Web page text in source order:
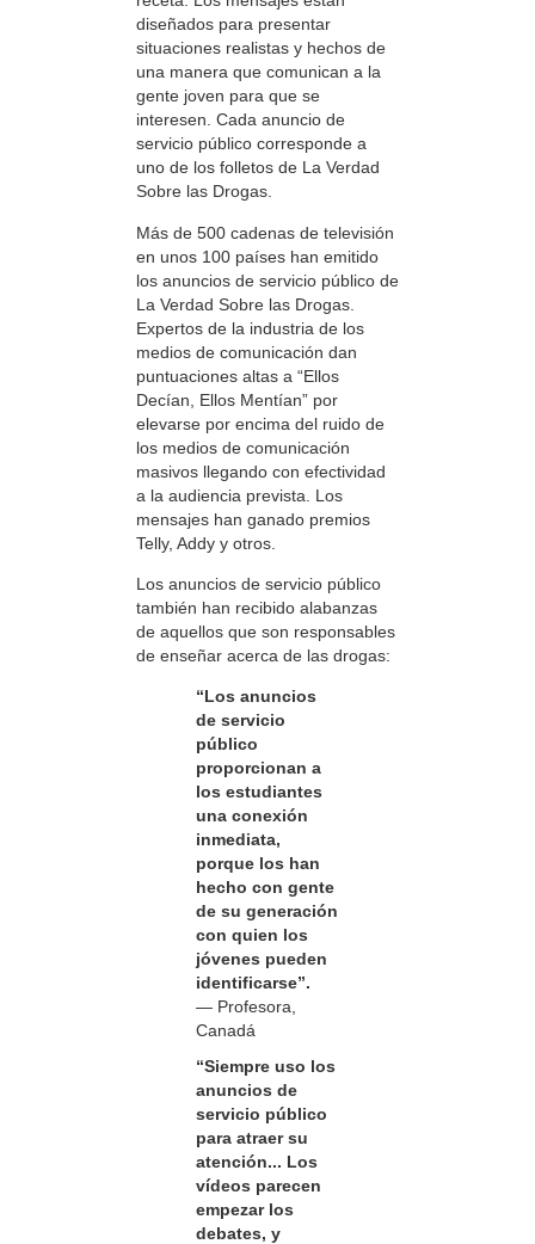
diseñados para presentar
situaciones realistas y hechos de
una manera que comunican a la
gente joven para que se
interesen. Cada anuncio de
servicio público corresponde a
uno de los folletos de La Verdad
Sobre las Drogas.
Más de 500 cadenas de televisión
en unos 100 países han emitido
los anuncios de servicio público de
La Verdad Sobre las Drogas.
Expertos de la industria de los
medios de comunicación dan
puntuaciones altas a “Ellos
Decían, Ellos Mentían” por
elevarse por encima del ruido de
los medios de comunicación
masivos llegando con efectividad
a la audiencia prevista. Los
mensajes han ganado premios
Telly, Addy y otros.
Los anuncios de servicio público
también han recibido alabanzas
de aquellos que son responsables
de enseñar acerca de las drogas:
“Los anuncios
de servicio
público
proporcionan a
los estudiantes
una conexión
inmediata,
porque los han
hecho con gente
de su generación
con quien los
jóvenes pueden
identificarse”.
— Profesora,
Canadá
“Siempre uso los
anuncios de
servicio público
para atraer su
atención... Los
vídeos parecen
empezar los
debates, y